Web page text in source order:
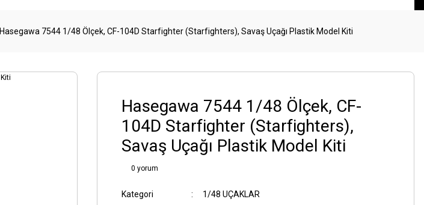
Hasegawa 7544 1/48 Ölçek, CF-104D Starfighter (Starfighters), Savaş Uçağı Plastik Model Kiti
Hasegawa 7544 1/48 Ölçek, CF-
104D Starfighter (Starfighters),
Savaş Uçağı Plastik Model Kiti
0 yorum
Kategori
1/48 UÇAKLAR